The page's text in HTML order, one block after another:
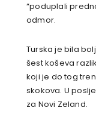
“poduplali
odmor.
Turska je bila
šest koševa
koji je do tog
skokova. U
za Novi Zeland.